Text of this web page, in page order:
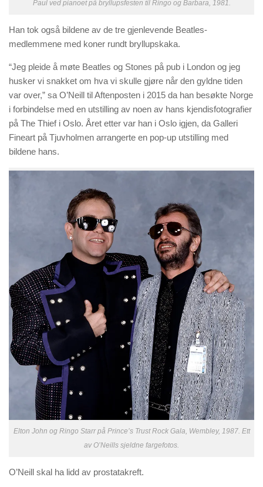
Paul ved pianoet på bryllupsfesten til Ringo og Barbara, 1981.
Han tok også bildene av de tre gjenlevende Beatles-
medlemmene med koner rundt bryllupskaka.
“Jeg pleide å møte Beatles og Stones på pub i London og jeg
husker vi snakket om hva vi skulle gjøre når den gyldne tiden
var over,” sa O’Neill til Aftenposten i 2015 da han besøkte Norge
i forbindelse med en utstilling av noen av hans kjendisfotografier
på The Thief i Oslo. Året etter var han i Oslo igjen, da Galleri
Fineart på Tjuvholmen arrangerte en pop-up utstilling med
bildene hans.
Elton John og Ringo Starr på Prince’s Trust Rock Gala, Wembley, 1987. Ett
av O’Neills sjeldne fargefotos.
O’Neill skal ha lidd av prostatakreft.